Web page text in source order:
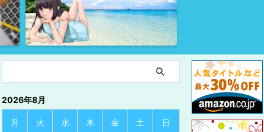
2026年8月
月 火 水 木 金 土 日